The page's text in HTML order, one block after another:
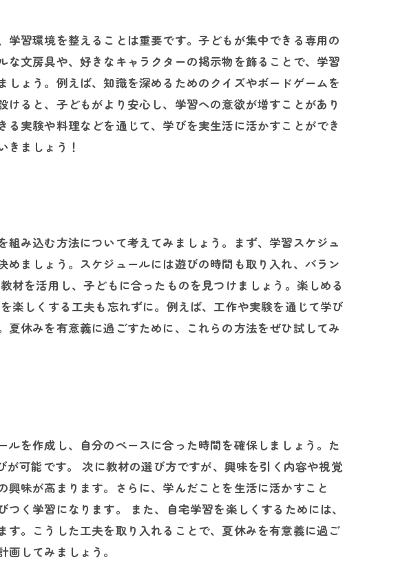
習環境を整えることは重要です。子どもが集中できる専用の
文房具や、好きなキャラクターの掲示物を飾ることで、学習
ょう。例えば、知識を深めるためのクイズやボードゲームを
ると、子どもがより安心し、学習への意欲が増すことがあり
実験や料理などを通じて、学びを実生活に活かすことができ
きましょう！
み込む方法について考えてみましょう。まず、学習スケジュ
ましょう。スケジュールには遊びの時間も取り入れ、バラン
を活用し、子どもに合ったものを見つけましょう。楽しめる
楽しくする工夫も忘れずに。例えば、工作や実験を通じて学び
休みを有意義に過ごすために、これらの方法をぜひ試してみ
を作成し、自分のペースに合った時間を確保しましょう。た
可能です。 次に教材の選び方ですが、興味を引く内容や視覚
味が高まります。さらに、学んだことを生活に活かすこと
く学習になります。 また、自宅学習を楽しくするためには、
。こうした工夫を取り入れることで、夏休みを有意義に過ご
してみましょう。